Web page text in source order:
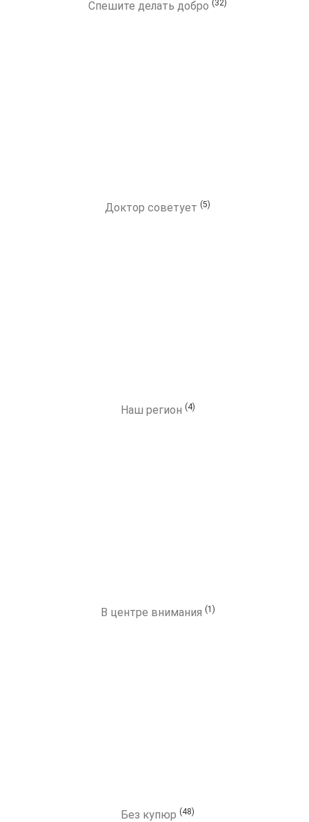
Спешите делать добро (32)
Доктор советует (5)
Наш регион (4)
В центре внимания (1)
Без купюр (48)